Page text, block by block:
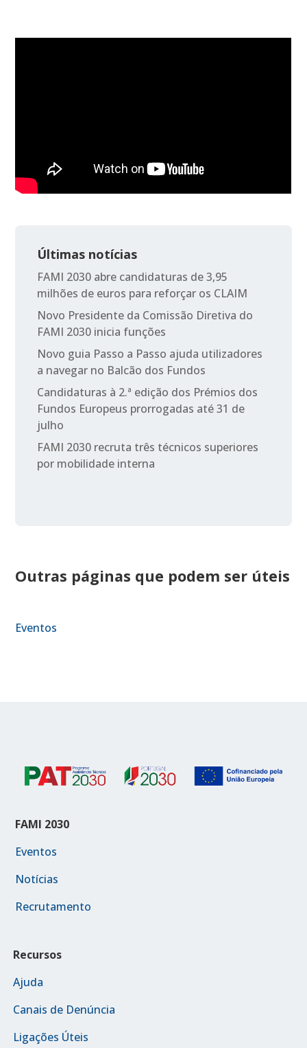
Últimas notícias
FAMI 2030 abre candidaturas de 3,95
milhões de euros para reforçar os CLAIM
Novo Presidente da Comissão Diretiva do
FAMI 2030 inicia funções
Novo guia Passo a Passo ajuda utilizadores
a navegar no Balcão dos Fundos
Candidaturas à 2.ª edição dos Prémios dos
Fundos Europeus prorrogadas até 31 de
julho
FAMI 2030 recruta três técnicos superiores
por mobilidade interna
Outras páginas que podem ser úteis
Eventos
FAMI 2030
Eventos
Notícias
Recrutamento
Recursos
Ajuda
Canais de Denúncia
Ligações Úteis